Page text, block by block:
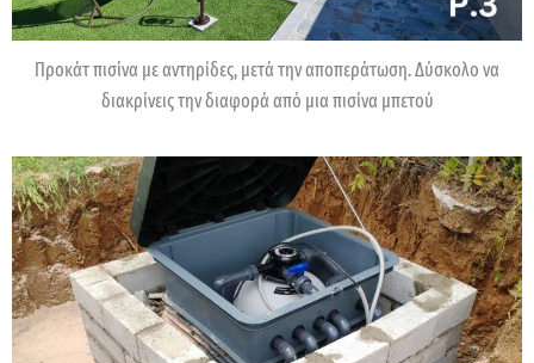
Προκάτ πισίνα με αντηρίδες, μετά την αποπεράτωση. Δύσκολο να
διακρίνεις την διαφορά από μια πισίνα μπετού